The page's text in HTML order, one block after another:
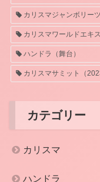
カリスマジャンボリー
カリスマワールドエキ
ハンドラ（舞台）
カリスマサミット（
カテゴリー
カリスマ
ハンドラ